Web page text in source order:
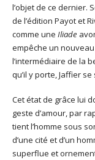
l’objet de ce dernier.
de l’édition Payot et
comme une Iliade
empêche un
l’intermédiaire de la
qu’il y porte, Jaffier
Cet état de grâce lui
geste d’amour, par
tient l’homme sous
d’une cité et d’un
superflue et